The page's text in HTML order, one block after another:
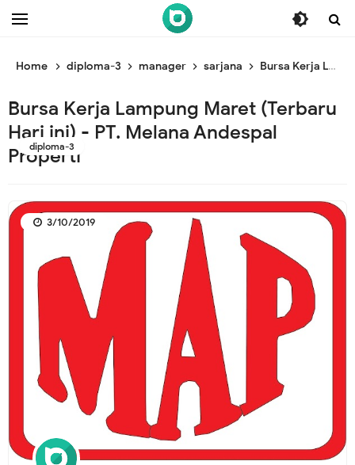
/* ganti br end */
Home diploma-3 manager sarjana Bursa Kerja Lampung Maret (Terbaru Hari ini) - PT. Melana Andespal Properti
Bursa Kerja Lampung Maret (Terbaru
Hari ini) - PT. Melana Andespal
Properti
diploma-3
3/10/2019